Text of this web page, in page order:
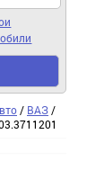
/ ВАЗ /